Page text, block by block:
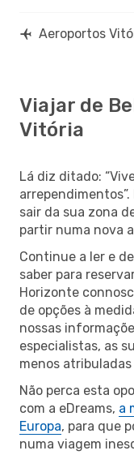
Aeroportos
Viajar de
Vitória
Lá diz ditado:
sair da sua zona
partir numa nova
Continue a ler e
saber para
Horizonte
de opções à
nossas
especialistas, as
menos atribuladas
Não perca esta
com a eDreams, a
Europa, para que
numa viagem